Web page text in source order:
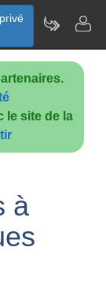
le site de la
à